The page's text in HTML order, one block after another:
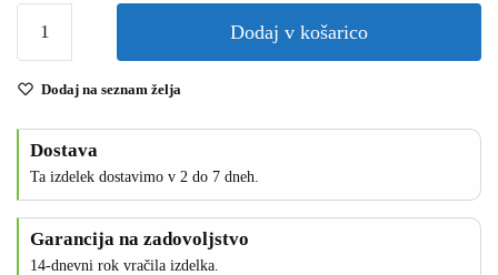
Dodaj v košarico
Dodaj na seznam želja
Dostava
Ta izdelek dostavimo v 2 do 7 dneh.
Garancija na zadovoljstvo
14-dnevni rok vračila izdelka.